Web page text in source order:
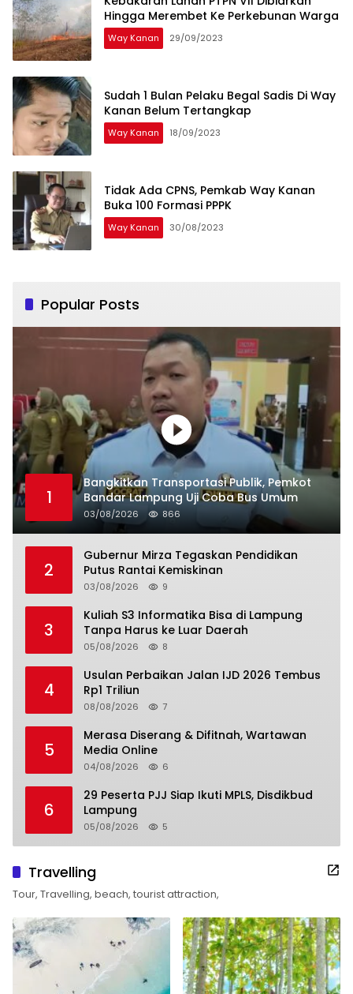
Hingga Merembet Ke Perkebunan Warga
Way Kanan 29/09/2023
Sudah 1 Bulan Pelaku Begal Sadis Di Way
Kanan Belum Tertangkap
Way Kanan 18/09/2023
Tidak Ada CPNS, Pemkab Way Kanan
Buka 100 Formasi PPPK
Way Kanan 30/08/2023
Popular Posts
1
Bangkitkan Transportasi Publik, Pemkot
Bandar Lampung Uji Coba Bus Umum
03/08/2026 866
2
Gubernur Mirza Tegaskan Pendidikan
Putus Rantai Kemiskinan
03/08/2026 9
3
Kuliah S3 Informatika Bisa di Lampung
Tanpa Harus ke Luar Daerah
05/08/2026 8
4
Usulan Perbaikan Jalan IJD 2026 Tembus
Rp1 Triliun
08/08/2026 7
5
Merasa Diserang & Difitnah, Wartawan
Media Online
04/08/2026 6
6
29 Peserta PJJ Siap Ikuti MPLS, Disdikbud
Lampung
05/08/2026 5
Travelling
Tour, Travelling, beach, tourist attraction,